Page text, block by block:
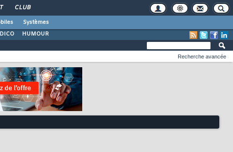
CLUB
Systèmes
DICO HUMOUR
Recherche avancée